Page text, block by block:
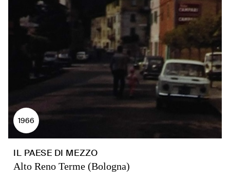
1966
IL PAESE DI MEZZO
Alto Reno Terme (Bologna)